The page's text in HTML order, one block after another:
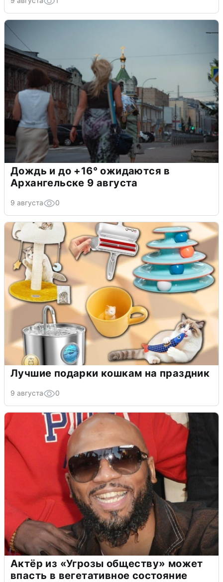
Дождь и до +16° ожидаются в
Архангельске 9 августа
9 августа 0
Лучшие подарки кошкам на праздник
9 августа 0
Актёр из «Угрозы обществу» может
впасть в вегетативное состояние